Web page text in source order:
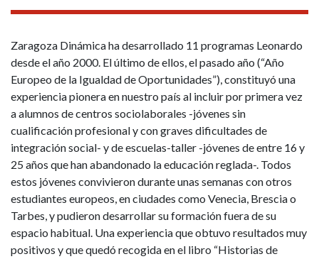
Zaragoza Dinámica ha desarrollado 11 programas Leonardo
desde el año 2000. El último de ellos, el pasado año (“Año
Europeo de la Igualdad de Oportunidades”), constituyó una
experiencia pionera en nuestro país al incluir por primera vez
a alumnos de centros sociolaborales -jóvenes sin
cualificación profesional y con graves dificultades de
integración social- y de escuelas-taller -jóvenes de entre 16 y
25 años que han abandonado la educación reglada-. Todos
estos jóvenes convivieron durante unas semanas con otros
estudiantes europeos, en ciudades como Venecia, Brescia o
Tarbes, y pudieron desarrollar su formación fuera de su
espacio habitual. Una experiencia que obtuvo resultados muy
positivos y que quedó recogida en el libro “Historias de